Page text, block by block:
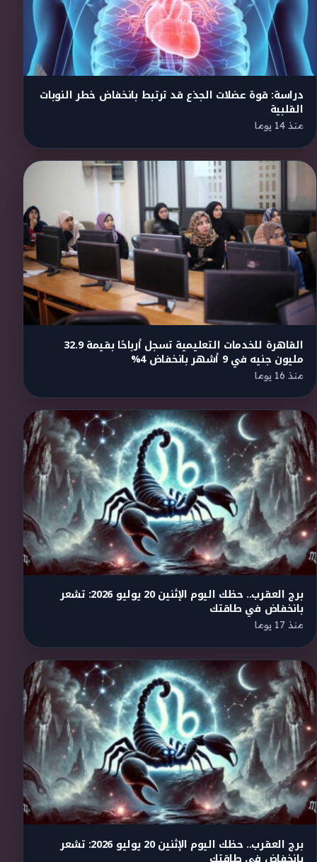
دراسة: قوة عضلات الجذع قد ترتبط بانخفاض خطر النوبات
القلبية
منذ 14 يوما
القاهرة للخدمات التعليمية تسجل أرباحًا بقيمة 32.9
مليون جنيه في 9 أشهر بانخفاض 4%
منذ 16 يوما
برج العقرب.. حظك اليوم الإثنين 20 يوليو 2026: تشعر
بانخفاض في طاقتك
منذ 17 يوما
برج العقرب.. حظك اليوم الإثنين 20 يوليو 2026: تشعر